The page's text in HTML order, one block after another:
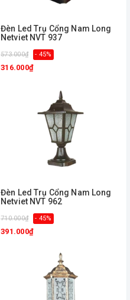
Đèn Led Trụ Cổng Nam Long
Netviet NVT 937
573.000₫ - 45%
316.000₫
Đèn Led Trụ Cổng Nam Long
Netviet NVT 962
710.000₫ - 45%
391.000₫